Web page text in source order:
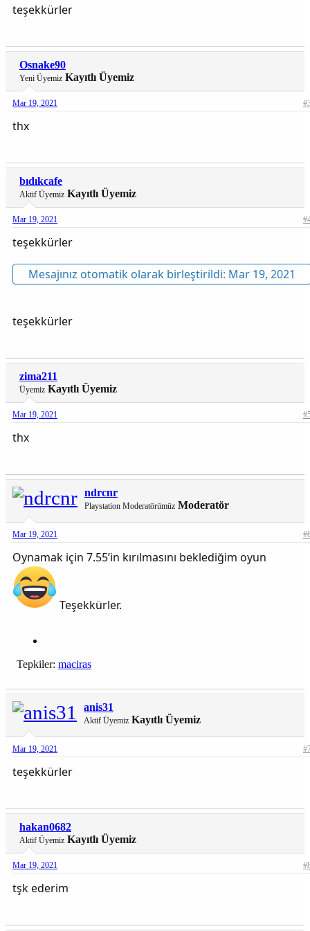
teşekkürler
Osnake90
Yeni Üyemiz Kayıtlı Üyemiz
Mar 19, 2021
thx
bıdıkcafe
Aktif Üyemiz Kayıtlı Üyemiz
Mar 19, 2021
teşekkürler
Mesajınız otomatik olarak birleştirildi: Mar 19, 2021
teşekkürler
zima211
Üyemiz Kayıtlı Üyemiz
Mar 19, 2021
thx
ndrcnr
Playstation Moderatörümüz Moderatör
Mar 19, 2021
Oynamak için 7.55’in kırılmasını beklediğim oyun
Teşekkürler.
Tepkiler: maciras
anis31
Aktif Üyemiz Kayıtlı Üyemiz
Mar 19, 2021
teşekkürler
hakan0682
Aktif Üyemiz Kayıtlı Üyemiz
Mar 19, 2021
tşk ederim